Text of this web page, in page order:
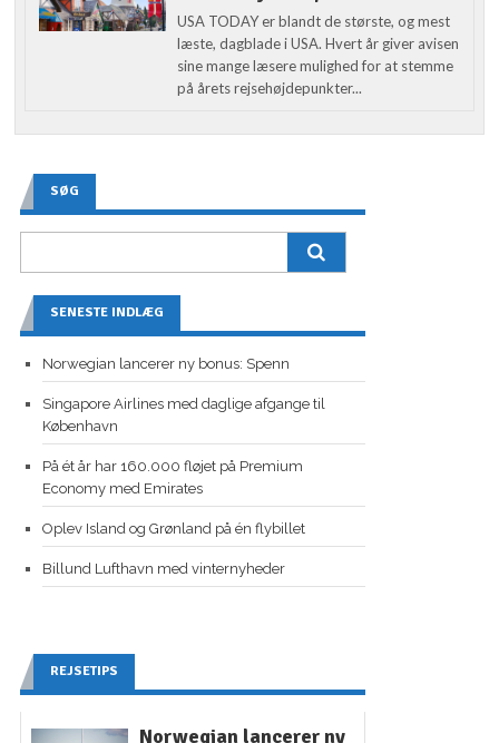
USA TODAY er blandt de største, og mest
læste, dagblade i USA. Hvert år giver avisen
sine mange læsere mulighed for at stemme
på årets rejsehøjdepunkter...
SØG
SENESTE INDLÆG
Norwegian lancerer ny bonus: Spenn
Singapore Airlines med daglige afgange til
København
På ét år har 160.000 fløjet på Premium
Economy med Emirates
Oplev Island og Grønland på én flybillet
Billund Lufthavn med vinternyheder
REJSETIPS
Norwegian lancerer ny